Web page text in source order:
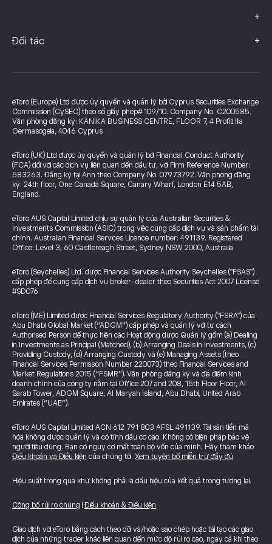
+
Đối tác +
eToro (Europe) Ltd được ủy quyền và quản lý bởi Cyprus Securities Exchange
Commission (CySEC) theo số giấy phép# 109/10. Company No. C200585.
Văn phòng đăng ký: KANIKA BUSINESS CENTRE, FLOOR 7, 4 Profiti Ilia
Germasogeia, 4046 Cyprus
eToro (UK) Ltd được ủy quyền và quản lý bởi Financial Conduct Authority
(FCA) đối với các dịch vụ liên quan đến đầu tư, với Firm Reference Number:
583263. Đăng ký tại Anh theo Company No. 07973792. Văn phòng đăng
ký: 24th floor, One Canada Square, Canary Wharf, London E14 5AB,
England.
eToro AUS Capital Limited chịu sự quản lý của Australian Securities &
Investments Commission (ASIC) trong việc cung cấp dịch vụ và sản phẩm tài
chính. Australian Financial Services Licence number: 491139. Registered
Office: Level 3, 60 Castlereagh Street, Sydney NSW 2000, Australia
eToro (Seychelles) Ltd. được Financial Services Authority Seychelles ("FSAS")
cấp phép để cung cấp dịch vụ broker-dealer theo Securities Act 2007 License
#SD076
eToro (ME) Limited được Financial Services Regulatory Authority ("FSRA") của
Abu Dhabi Global Market (“ADGM”) cấp phép và quản lý với tư cách
Authorised Person để thực hiện các Hoạt động được Quản lý gồm (a) Dealing
in Investments as Principal (Matched), (b) Arranging Deals in Investments, (c)
Providing Custody, (d) Arranging Custody và (e) Managing Assets (theo
Financial Services Permission Number 220073) theo Financial Services and
Market Regulations 2015 (“FSMR”). Văn phòng đăng ký và địa điểm kinh
doanh chính của công ty nằm tại Office 207 and 208, 15th Floor Floor, Al
Sarab Tower, ADGM Square, Al Maryah Island, Abu Dhabi, United Arab
Emirates (“UAE”).
eToro AUS Capital Limited ACN 612 791 803 AFSL 491139. Tài sản tiền mã
hóa không được quản lý và có tính đầu cơ cao. Không có biện pháp bảo vệ
người tiêu dùng. Bạn có nguy cơ mất toàn bộ vốn của mình. Hãy tham khảo
Điều khoản và Điều kiện của chúng tôi. Xem tuyên bố miễn trừ đầy đủ
Hiệu suất trong quá khứ không phải là dấu hiệu của kết quả trong tương lai.
Công bố rủi ro chung Điều khoản & Điều kiện
Giao dịch với eToro bằng cách theo dõi và/hoặc sao chép hoặc tái tạo các giao
dịch của những trader khác liên quan đến mức độ rủi ro cao, ngay cả khi theo